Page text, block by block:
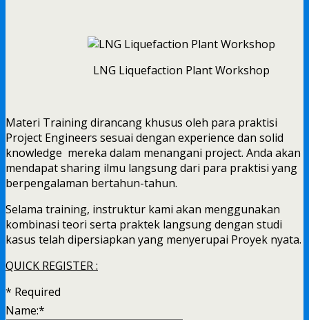
LNG Liquefaction Plant Workshop
Materi Training dirancang khusus oleh para praktisi
Project Engineers sesuai dengan experience dan solid
knowledge mereka dalam menangani project. Anda akan
mendapat sharing ilmu langsung dari para praktisi yang
berpengalaman bertahun-tahun.
Selama training, instruktur kami akan menggunakan
kombinasi teori serta praktek langsung dengan studi
kasus telah dipersiapkan yang menyerupai Proyek nyata.
QUICK REGISTER :
* Required
Name:*